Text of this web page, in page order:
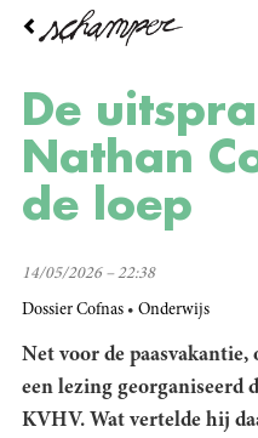
Overslaan
inhoud
gaanDe uitspraken van
Nathan
de loep
14/05/2026 – 22:38
Dossier Cofnas Onderwijs
Net voor de
een lezing georganiseerd
KVHV. Wat vertelde hij